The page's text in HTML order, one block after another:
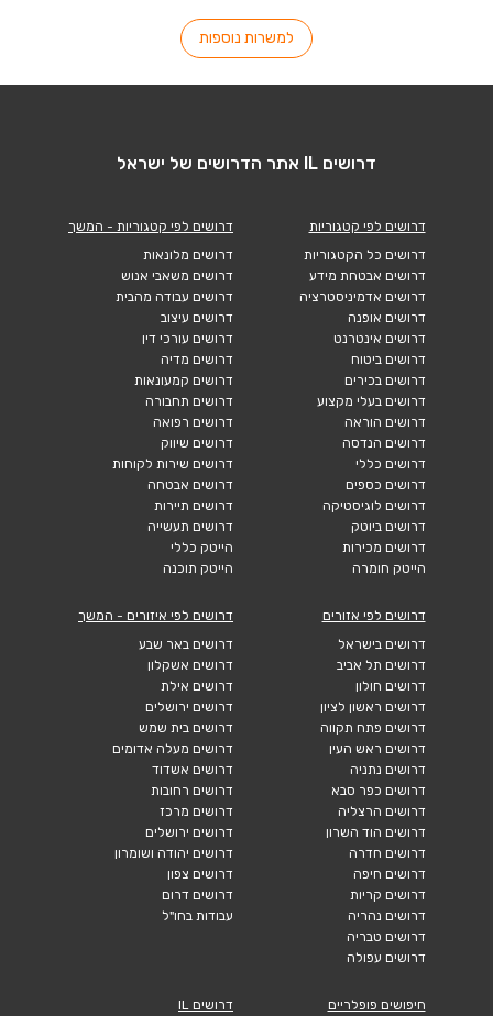
למשרות נוספות
דרושים IL אתר הדרושים של ישראל
דרושים לפי קטגוריות
דרושים כל הקטגוריות
דרושים אבטחת מידע
דרושים אדמיניסטרציה
דרושים אופנה
דרושים אינטרנט
דרושים ביטוח
דרושים בכירים
דרושים בעלי מקצוע
דרושים הוראה
דרושים הנדסה
דרושים כללי
דרושים כספים
דרושים לוגיסטיקה
דרושים ביוטק
דרושים מכירות
הייטק חומרה
דרושים לפי קטגוריות - המשך
דרושים מלונאות
דרושים משאבי אנוש
דרושים עבודה מהבית
דרושים עיצוב
דרושים עורכי דין
דרושים מדיה
דרושים קמעונאות
דרושים תחבורה
דרושים רפואה
דרושים שיווק
דרושים שירות לקוחות
דרושים אבטחה
דרושים תיירות
דרושים תעשייה
הייטק כללי
הייטק תוכנה
דרושים לפי אזורים
דרושים בישראל
דרושים תל אביב
דרושים חולון
דרושים ראשון לציון
דרושים פתח תקווה
דרושים ראש העין
דרושים נתניה
דרושים כפר סבא
דרושים הרצליה
דרושים הוד השרון
דרושים חדרה
דרושים חיפה
דרושים קריות
דרושים נהריה
דרושים טבריה
דרושים עפולה
דרושים לפי איזורים - המשך
דרושים באר שבע
דרושים אשקלון
דרושים אילת
דרושים ירושלים
דרושים בית שמש
דרושים מעלה אדומים
דרושים אשדוד
דרושים רחובות
דרושים מרכז
דרושים ירושלים
דרושים יהודה ושומרון
דרושים צפון
דרושים דרום
עבודות בחו"ל
חיפושים פופלריים
דרושים IL